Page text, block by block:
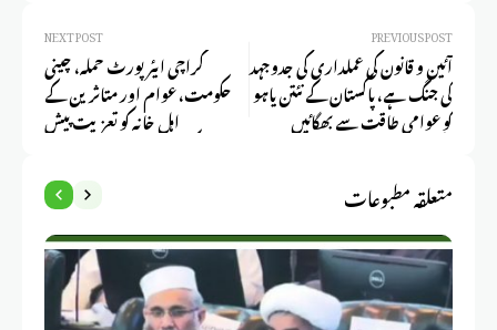
PREVIOUS POST
آئین و قانون کی عملداری کی جدوجہد
کی جنگ ہے، پاکستان کے نئتن یاہو
کو عوامی طاقت سے بھگائیں
NEXT POST
کراچی ایئرپورٹ حملہ، چینی
حکومت، عوام اور متاثرین کے
اہل خانہ کو تعزیت پیش
ناصرعباس متعلقہ مطبوعات